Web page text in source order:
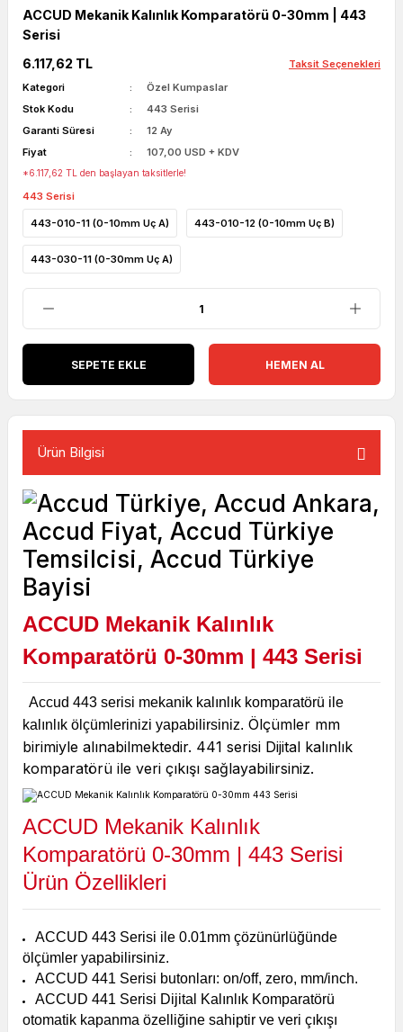
ACCUD Mekanik Kalınlık Komparatörü 0-30mm | 443
Serisi
6.117,62 TL
Taksit Seçenekleri
Kategori
Özel Kumpaslar
Stok Kodu
443 Serisi
Garanti Süresi
12 Ay
Fiyat
107,00 USD + KDV
*6.117,62 TL den başlayan taksitlerle!
443 Serisi
443-010-11 (0-10mm Uç A) 443-010-12 (0-10mm Uç B)
443-030-11 (0-30mm Uç A)
SEPETE EKLE HEMEN AL
Ürün Bilgisi
ACCUD Mekanik Kalınlık
Komparatörü 0-30mm | 443 Serisi
Accud 443 serisi mekanik kalınlık komparatörü ile
kalınlık ölçümlerinizi yapabilirsiniz. Ölçümler mm
birimiyle alınabilmektedir. 441 serisi Dijital kalınlık
komparatörü ile veri çıkışı sağlayabilirsiniz.
ACCUD Mekanik Kalınlık
Komparatörü 0-30mm | 443 Serisi
Ürün Özellikleri
ACCUD 443 Serisi ile 0.01mm çözünürlüğünde
ölçümler yapabilirsiniz.
ACCUD 441 Serisi butonları: on/off, zero, mm/inch.
ACCUD 441 Serisi Dijital Kalınlık Komparatörü
otomatik kapanma özelliğine sahiptir ve veri çıkışı